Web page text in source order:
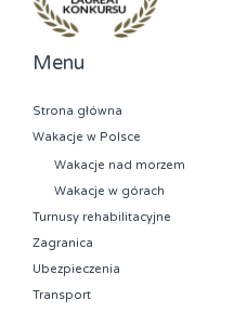
Menu
Strona główna
Wakacje w Polsce
Wakacje nad morzem
Wakacje w górach
Turnusy rehabilitacyjne
Zagranica
Ubezpieczenia
Transport